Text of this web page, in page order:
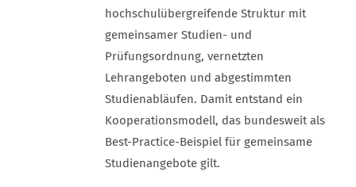
hochschulübergreifende Struktur mit
gemeinsamer Studien- und
Prüfungsordnung, vernetzten
Lehrangeboten und abgestimmten
Studienabläufen. Damit entstand ein
Kooperationsmodell, das bundesweit als
Best-Practice-Beispiel für gemeinsame
Studienangebote gilt.